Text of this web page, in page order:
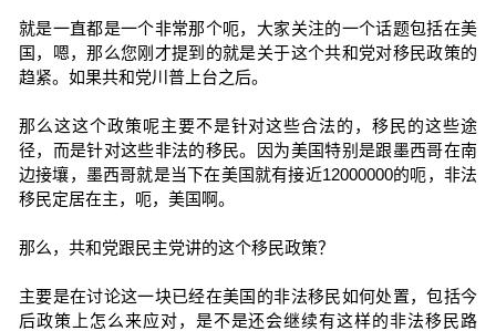
就是一直都是一个非常那个呃，大家关注的一个话题包括在美
国，嗯，那么您刚才提到的就是关于这个共和党对移民政策的
趋紧。如果共和党川普上台之后。
那么这这个政策呢主要不是针对这些合法的，移民的这些途
径，而是针对这些非法的移民。因为美国特别是跟墨西哥在南
边接壤，墨西哥就是当下在美国就有接近12000000的呃，非法
移民定居在主，呃，美国啊。
那么，共和党跟民主党讲的这个移民政策？
主要是在讨论这一块已经在美国的非法移民如何处置，包括今
后政策上怎么来应对，是不是还会继续有这样的非法移民路